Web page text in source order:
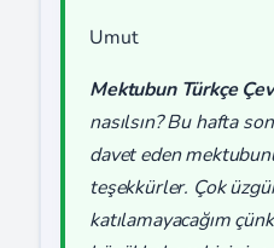
Umut
Mektubun Türkçe
nasılsın? Bu hafta
davet eden
teşekkürler. Çok
katılamayacağım